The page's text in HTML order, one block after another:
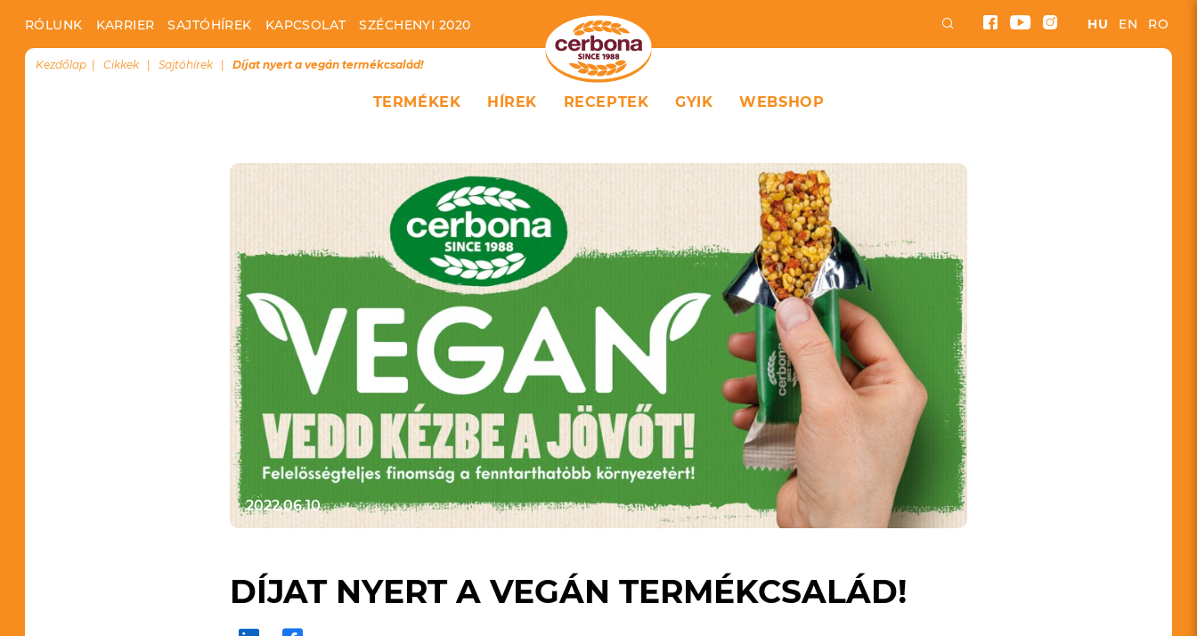
RÓLUNK KARRIER SAJTÓHÍREK KAPCSOLAT SZÉCHENYI 2020 HU EN RO
TERMÉKEK HÍREK RECEPTEK GYIK WEBSHOP
Kezdőlap Cikkek Sajtóhírek Díjat nyert a vegán termékcsalád!
2022.06.10
DÍJAT NYERT A VEGÁN TERMÉKCSALÁD!